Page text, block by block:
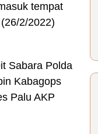
tempat
2/2022)
Sabara Polda
Kabagops
Palu AKP